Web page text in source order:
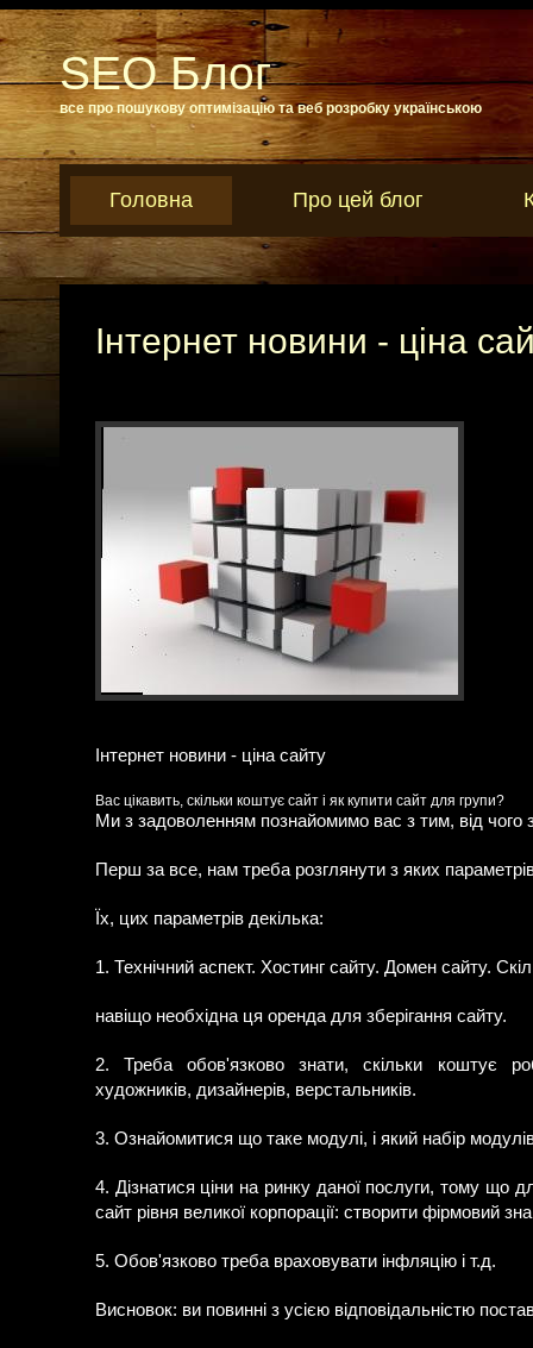
SEO Блог
все про пошукову оптимізацію та веб розробку українською
Головна Про цей блог
Інтернет новини - ціна
Інтернет новини - ціна сайту
Вас цікавить, скільки коштує сайт і як купити сайт для групи?
Ми з задоволенням познайомимо вас з тим, від чого
Перш за все, нам треба розглянути з яких
Їх, цих параметрів декілька:
1. Технічний аспект. Хостинг сайту. Домен сайту.
навіщо необхідна ця оренда для зберігання сайту.
2. Треба обов'язково знати, скільки коштує
художників, дизайнерів, верстальників.
3. Ознайомитися що таке модулі, і який набір
4. Дізнатися ціни на ринку даної послуги, тому що
сайт рівня великої корпорації: створити фірмовий
5. Обов'язково треба враховувати інфляцію і т.д.
Висновок: ви повинні з усією відповідальністю